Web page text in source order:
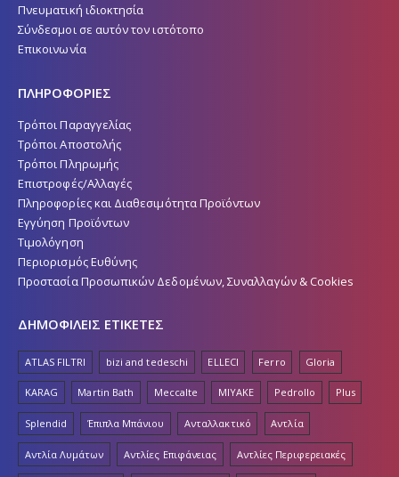
Πνευματική ιδιοκτησία
Σύνδεσμοι σε αυτόν τον ιστότοπο
Επικοινωνία
ΠΛΗΡΟΦΟΡΙΕΣ
Τρόποι Παραγγελίας
Τρόποι Αποστολής
Τρόποι Πληρωμής
Επιστροφές/Αλλαγές
Πληροφορίες και Διαθεσιμότητα Προϊόντων
Εγγύηση Προϊόντων
Τιμολόγηση
Περιορισμός Ευθύνης
Προστασία Προσωπικών Δεδομένων, Συναλλαγών & Cookies
ΔΗΜΟΦΙΛΕΙΣ ΕΤΙΚΕΤΕΣ
ATLAS FILTRI bizi and tedeschi ELLECI Ferro Gloria
KARAG Martin Bath Meccalte MIYAKE Pedrollo Plus
Splendid Έπιπλα Μπάνιου Ανταλλακτικό Αντλία
Αντλία Λυμάτων Αντλίες Επιφάνειας Αντλίες Περιφερειακές